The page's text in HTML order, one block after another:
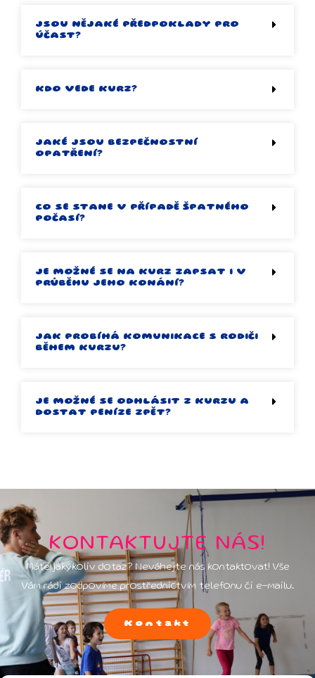
JSOU NĚJAKÉ PŘEDPOKLADY PRO
ÚČAST?
KDO VEDE KURZ?
JAKÉ JSOU BEZPEČNOSTNÍ
OPATŘENÍ?
CO SE STANE V PŘÍPADĚ ŠPATNÉHO
POČASÍ?
JE MOŽNÉ SE NA KURZ ZAPSAT I V
PRŮBĚHU JEHO KONÁNÍ?
JAK PROBÍHÁ KOMUNIKACE S RODIČI
BĚHEM KURZU?
JE MOŽNÉ SE ODHLÁSIT Z KURZU A
DOSTAT PENÍZE ZPĚT?
KONTAKTUJTE NÁS!
Máte jakýkoliv dotaz? Neváhejte nás kontaktovat! Vše
Vám rádi zodpovíme prostřednictvím telefonu či e-mailu.
Kontakt